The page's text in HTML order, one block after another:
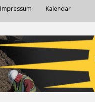
Impressum Kalendar